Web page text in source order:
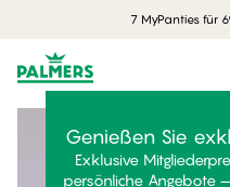
7 MyPanties für
Genießen Sie
Exklusive
persönliche Angebote